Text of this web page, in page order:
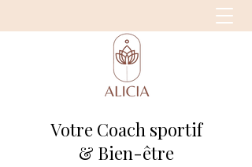
Votre Coach sportif
& Bien-être